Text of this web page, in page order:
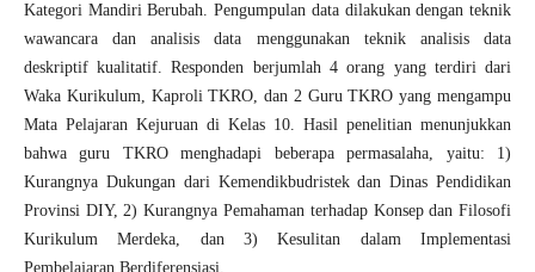
Kategori Mandiri Berubah. Pengumpulan data dilakukan dengan teknik
wawancara dan analisis data menggunakan teknik analisis data
deskriptif kualitatif. Responden berjumlah 4 orang yang terdiri dari
Waka Kurikulum, Kaproli TKRO, dan 2 Guru TKRO yang mengampu
Mata Pelajaran Kejuruan di Kelas 10. Hasil penelitian menunjukkan
bahwa guru TKRO menghadapi beberapa permasalaha, yaitu: 1)
Kurangnya Dukungan dari Kemendikbudristek dan Dinas Pendidikan
Provinsi DIY, 2) Kurangnya Pemahaman terhadap Konsep dan Filosofi
Kurikulum Merdeka, dan 3) Kesulitan dalam Implementasi
Pembelajaran Berdiferensiasi.